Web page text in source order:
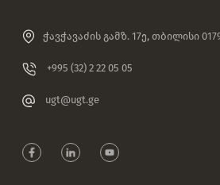
ჭავჭავაძის გამზ. 17ე, თბილისი
+995 (32) 2 22 05 05
ugt@ugt.ge